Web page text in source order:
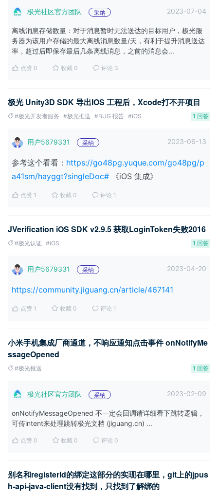
极光社区官方团队 采纳 2023-07-04
离线消息存储数量：对于消息暂时无法送达的目标用户，极光服
务器为该用户存储的最大离线消息数量/天，有利于提升消息送达
率，超过后即保存最后几条离线消息，之前的消息会...
点赞 0 收藏 0 评论 3
极光 Unity3D SDK 导出IOS 工程后，Xcode打不开项目
#极光开发者服务 #极光推送 #BUG 报告 #iOS 1 回答
用户5679331 采纳 2023-06-13
参考这个看看： https://go48pg.yuque.com/go48pg/p
a41sm/hayggt?singleDoc# 《iOS 集成》
点赞 1 收藏 0 评论 1
JVerification iOS SDK v2.9.5 获取LoginToken失败2016
#极光认证 #iOS 1 回答
用户5679331 采纳 2023-04-20
https://community.jiguang.cn/article/467141
点赞 1 收藏 0 评论 1
小米手机集成厂商通道，不响应通知点击事件 onNotifyMe
ssageOpened
#极光推送 1 回答
极光社区官方团队 采纳 2023-02-09
onNotifyMessageOpened 不一定会回调请详细看下跳转逻辑，
可传intent来处理跳转极光文档 (jiguang.cn) ...
点赞 0 收藏 0 评论 0
别名和registerId的绑定这部分的实现在哪里，git上的jpus
h-api-java-client没有找到，只找到了解绑的